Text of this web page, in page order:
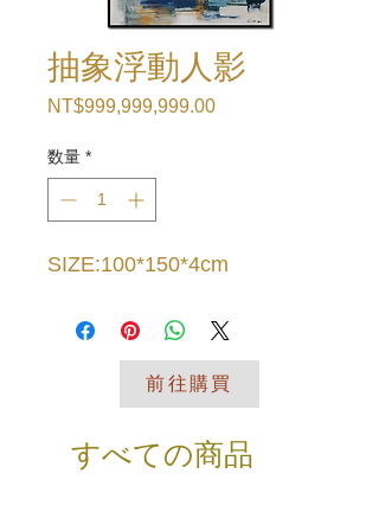
抽象浮動人影
NT$999,999,999.00価
数量 *
SIZE:100*150*4cm
前往購買
すべての商品